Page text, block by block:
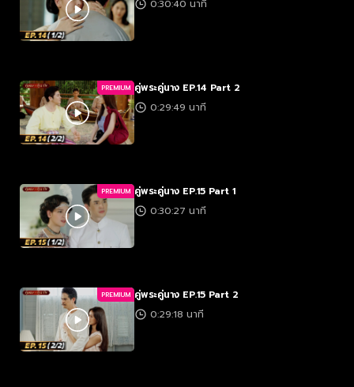
0:30:40 นาที
PREMIUM คู่พระคู่นาง EP.14 Part 2
0:29:49 นาที
PREMIUM คู่พระคู่นาง EP.15 Part 1
0:30:27 นาที
PREMIUM คู่พระคู่นาง EP.15 Part 2
0:29:18 นาที